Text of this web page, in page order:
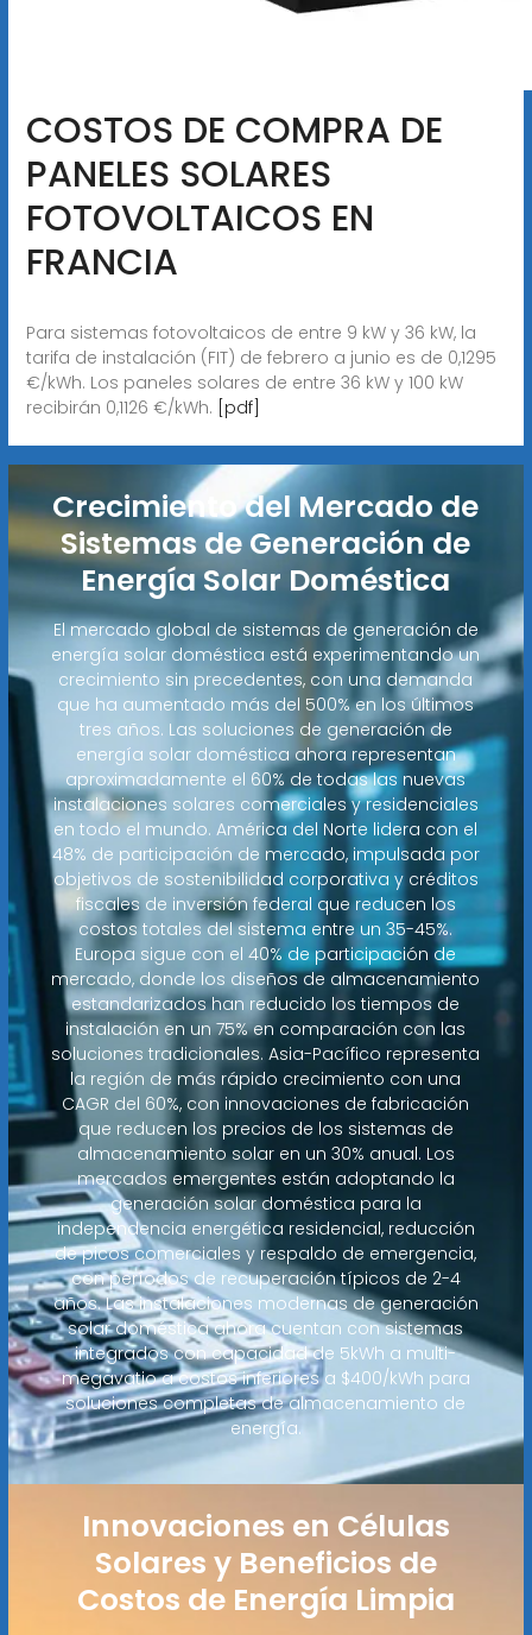
COSTOS DE COMPRA DE
PANELES SOLARES
FOTOVOLTAICOS EN
FRANCIA
Para sistemas fotovoltaicos de entre 9 kW y 36 kW, la
tarifa de instalación (FIT) de febrero a junio es de 0,1295
€/kWh. Los paneles solares de entre 36 kW y 100 kW
recibirán 0,1126 €/kWh. [pdf]
Crecimiento del Mercado de
Sistemas de Generación de
Energía Solar Doméstica
El mercado global de sistemas de generación de
energía solar doméstica está experimentando un
crecimiento sin precedentes, con una demanda
que ha aumentado más del 500% en los últimos
tres años. Las soluciones de generación de
energía solar doméstica ahora representan
aproximadamente el 60% de todas las nuevas
instalaciones solares comerciales y residenciales
en todo el mundo. América del Norte lidera con el
48% de participación de mercado, impulsada por
objetivos de sostenibilidad corporativa y créditos
fiscales de inversión federal que reducen los
costos totales del sistema entre un 35-45%.
Europa sigue con el 40% de participación de
mercado, donde los diseños de almacenamiento
estandarizados han reducido los tiempos de
instalación en un 75% en comparación con las
soluciones tradicionales. Asia-Pacífico representa
la región de más rápido crecimiento con una
CAGR del 60%, con innovaciones de fabricación
que reducen los precios de los sistemas de
almacenamiento solar en un 30% anual. Los
mercados emergentes están adoptando la
generación solar doméstica para la
independencia energética residencial, reducción
de picos comerciales y respaldo de emergencia,
con períodos de recuperación típicos de 2-4
años. Las instalaciones modernas de generación
solar doméstica ahora cuentan con sistemas
integrados con capacidad de 5kWh a multi-
megavatio a costos inferiores a $400/kWh para
soluciones completas de almacenamiento de
energía.
Innovaciones en Células
Solares y Beneficios de
Costos de Energía Limpia